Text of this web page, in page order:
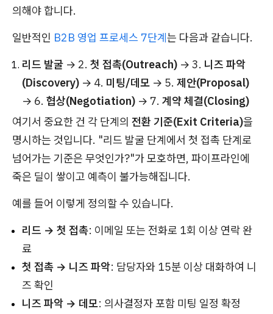
의해야 합니다.
일반적인 B2B 영업 프로세스 7단계는 다음과 같습니다.
리드 발굴 → 2. 첫 접촉(Outreach) → 3. 니즈 파악
(Discovery) → 4. 미팅/데모 → 5. 제안(Proposal)
→ 6. 협상(Negotiation) → 7. 계약 체결(Closing)
여기서 중요한 건 각 단계의 전환 기준(Exit Criteria)을
명시하는 것입니다. "리드 발굴 단계에서 첫 접촉 단계로
넘어가는 기준은 무엇인가?"가 모호하면, 파이프라인에
죽은 딜이 쌓이고 예측이 불가능해집니다.
예를 들어 이렇게 정의할 수 있습니다.
리드 → 첫 접촉: 이메일 또는 전화로 1회 이상 연락 완
료
첫 접촉 → 니즈 파악: 담당자와 15분 이상 대화하여 니
즈 확인
니즈 파악 → 데모: 의사결정자 포함 미팅 일정 확정